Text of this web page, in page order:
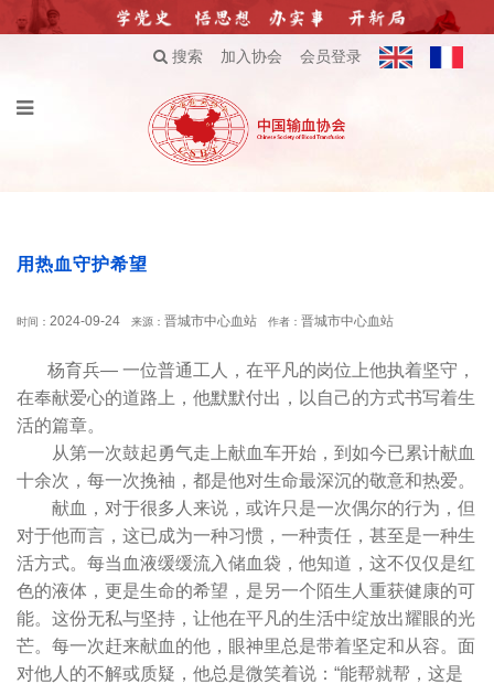
搜索 加入协会 会员登录
用热血守护希望
时间： 2024-09-24 来源： 晋城市中心血站 作者： 晋城市中心血站
杨育兵— 一位普通工人，在平凡的岗位上他执着坚守，
在奉献爱心的道路上，他默默付出，以自己的方式书写着生
活的篇章。
从第一次鼓起勇气走上献血车开始，到如今已累计献血
十余次，每一次挽袖，都是他对生命最深沉的敬意和热爱。
献血，对于很多人来说，或许只是一次偶尔的行为，但
对于他而言，这已成为一种习惯，一种责任，甚至是一种生
活方式。每当血液缓缓流入储血袋，他知道，这不仅仅是红
色的液体，更是生命的希望，是另一个陌生人重获健康的可
能。这份无私与坚持，让他在平凡的生活中绽放出耀眼的光
芒。每一次赶来献血的他，眼神里总是带着坚定和从容。面
对他人的不解或质疑，他总是微笑着说：“能帮就帮，这是